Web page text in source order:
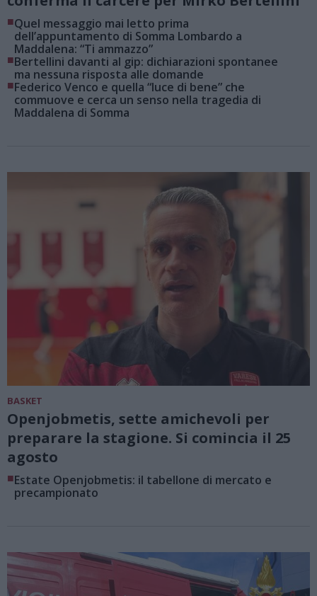
■Quel messaggio mai letto prima
dell’appuntamento di Somma Lombardo a
Maddalena: “Ti ammazzo”
■Bertellini davanti al gip: dichiarazioni spontanee
ma nessuna risposta alle domande
■Federico Venco e quella “luce di bene” che
commuove e cerca un senso nella tragedia di
Maddalena di Somma
BASKET
Openjobmetis, sette amichevoli per
preparare la stagione. Si comincia il 25
agosto
■Estate Openjobmetis: il tabellone di mercato e
precampionato